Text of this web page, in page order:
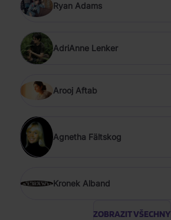
Ryan Adams
AdriAnne Lenker
Arooj Aftab
Agnetha Fältskog
Kronek Alband
ZOBRAZIT VŠECHNY